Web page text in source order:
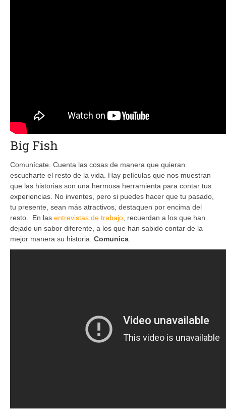
Big Fish
Comunícate. Cuenta las cosas de manera que quieran
escucharte el resto de la vida. Hay películas que nos muestran
que las historias son una hermosa herramienta para contar tus
experiencias. No inventes, pero si puedes hacer que tu pasado,
tu presente, sean más atractivos, destaquen por encima del
resto. En las entrevistas de trabajo , recuerdan a los que han
dejado un sabor diferente, a los que han sabido contar de la
mejor manera su historia. Comunica